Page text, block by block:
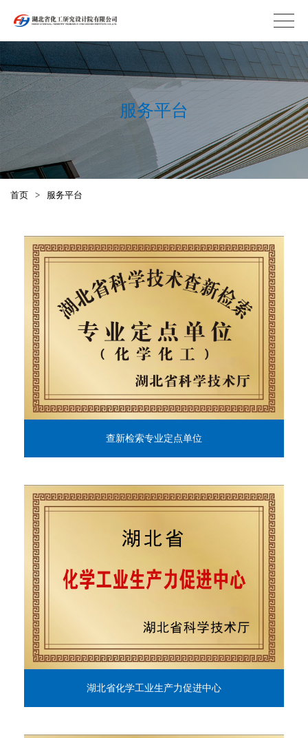
服务平台
首页 > 服务平台
查新检索专业定点单位
湖北省化学工业生产力促进中心